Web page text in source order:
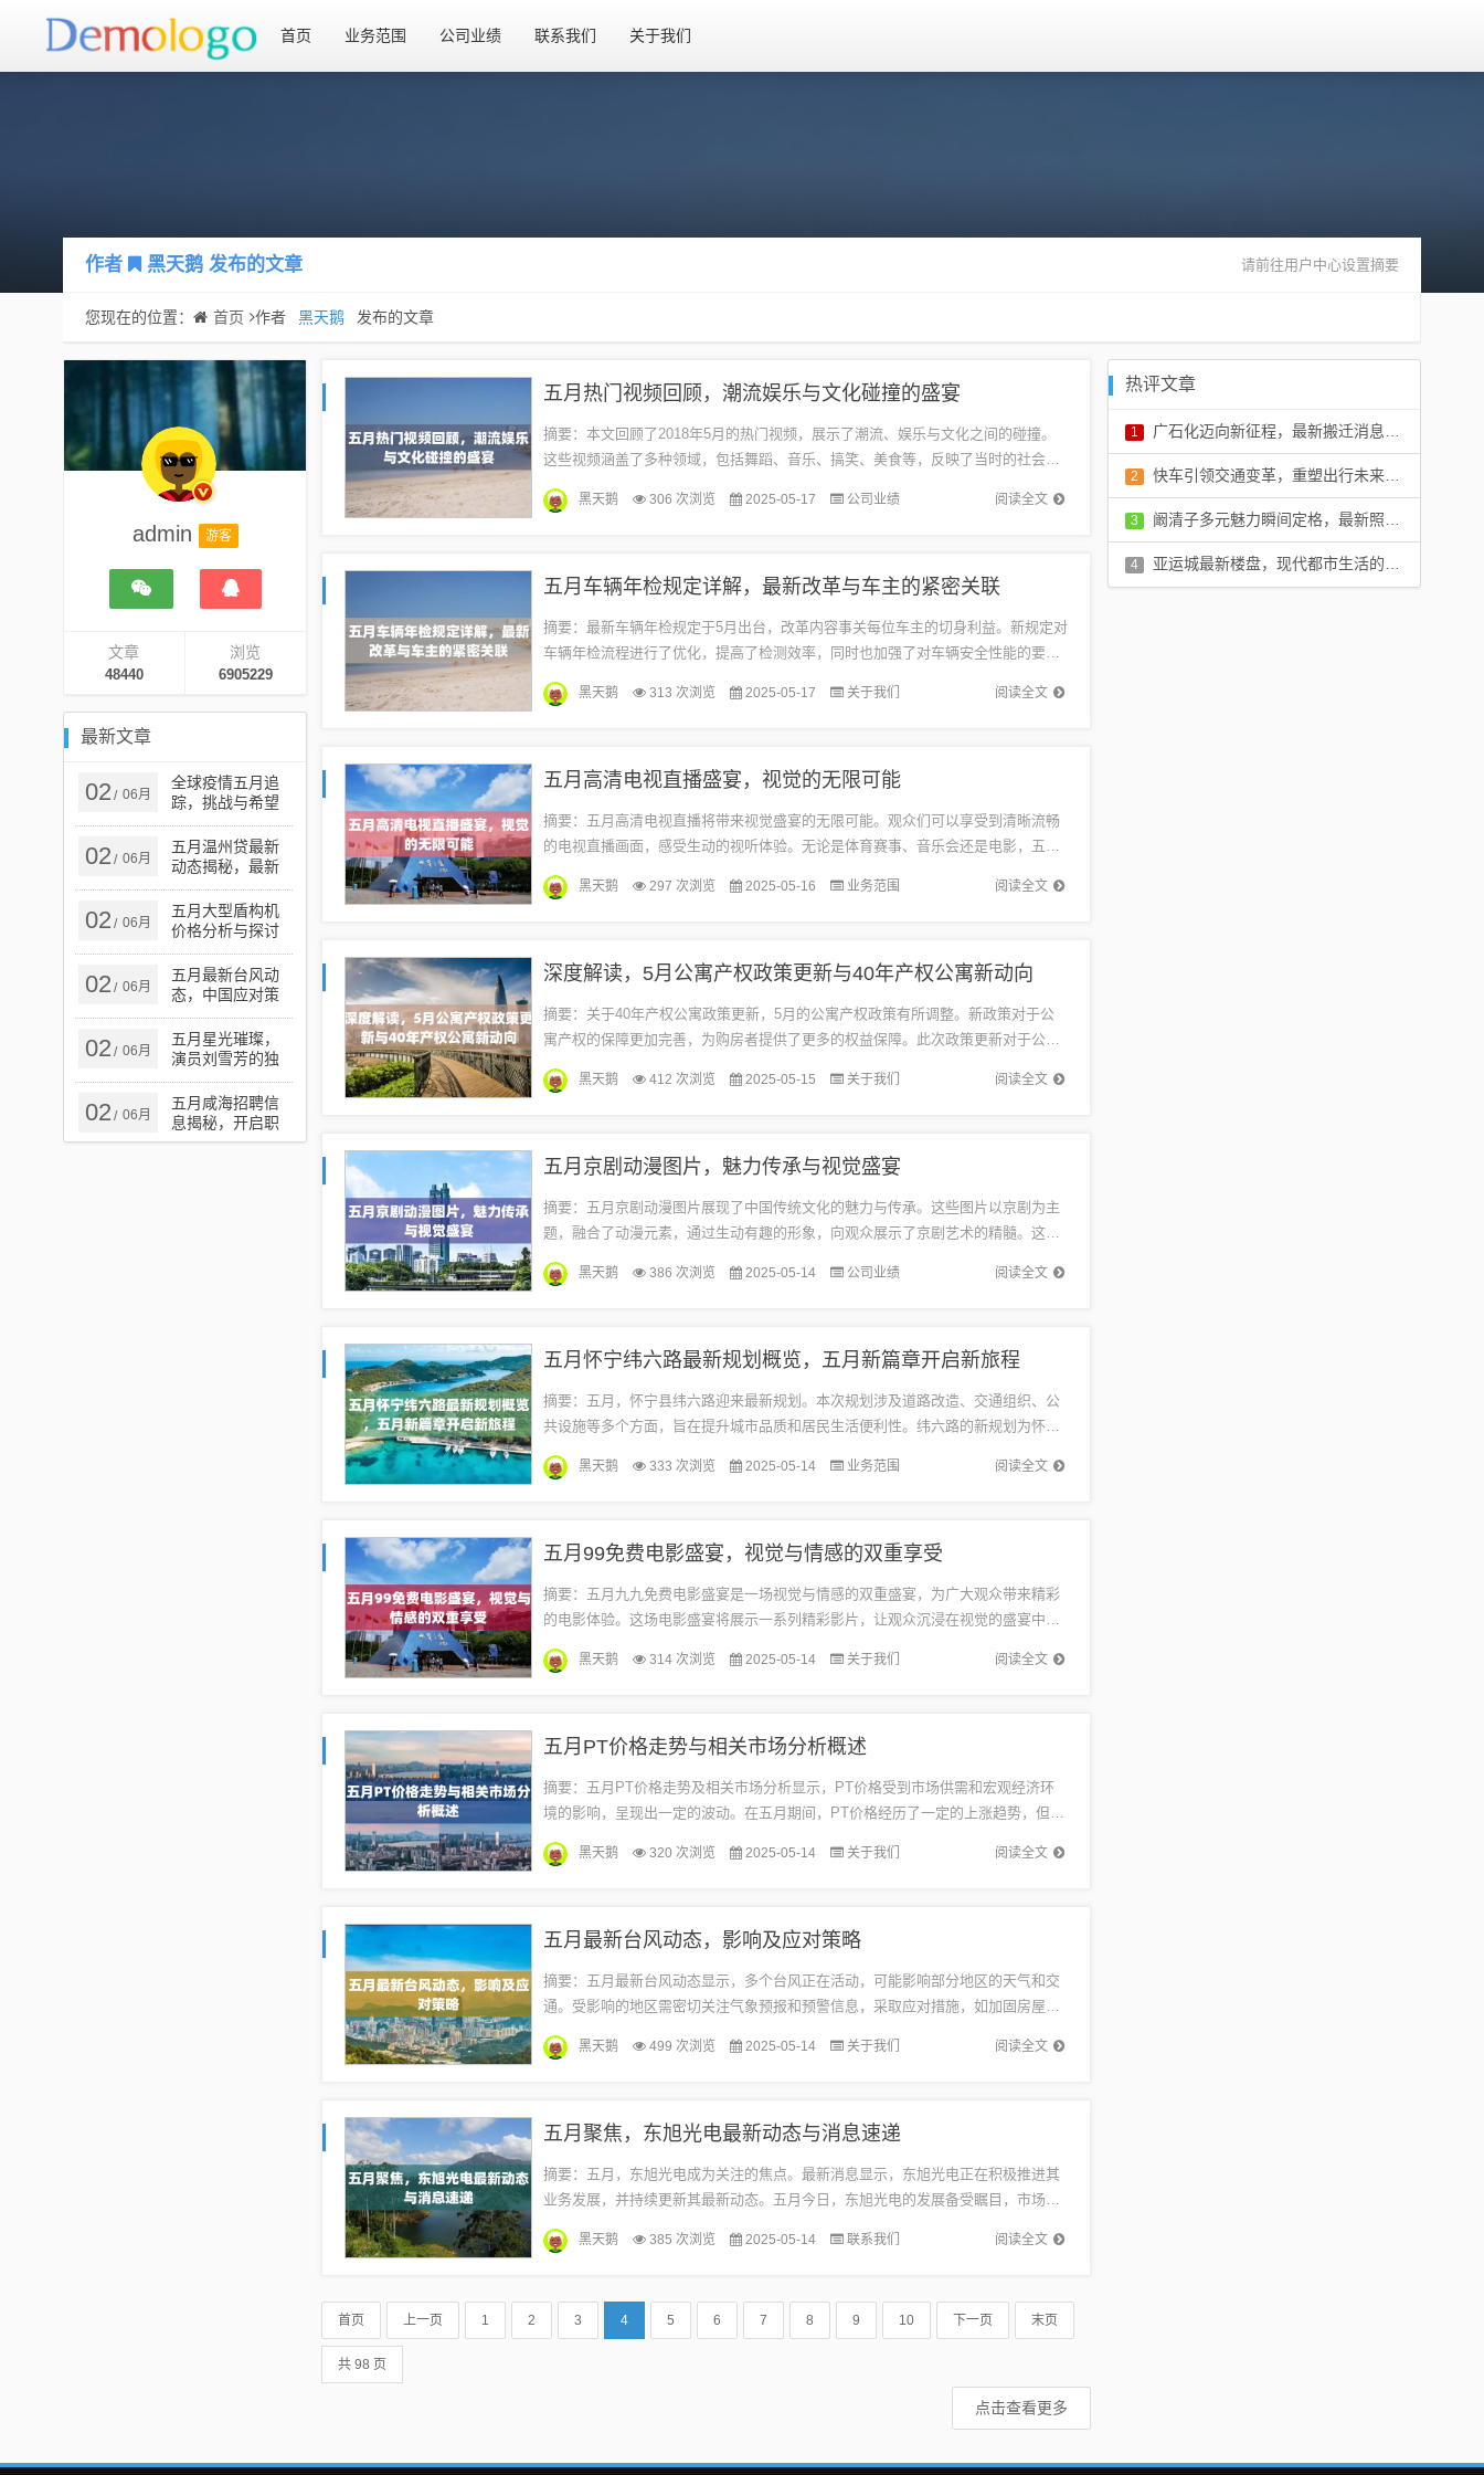
首页 业务范围 公司业绩 联系我们 关于我们
作者 黑天鹅 发布的文章 请前往用户中心设置摘要
您现在的位置： 首页 作者 黑天鹅 发布的文章
admin 游客
文章
48440
浏览
6905229
最新文章
02 / 06月
全球疫情五月追
踪，挑战与希望
并存之际的实时
动态分析
02 / 06月
五月温州贷最新
动态揭秘，最新
消息一览无余
02 / 06月
五月大型盾构机
价格分析与探讨
02 / 06月
五月最新台风动
态，中国应对策
略与行动更新报
告
02 / 06月
五月星光璀璨，
演员刘雪芳的独
特魅力风采
02 / 06月
五月咸海招聘信
息揭秘，开启职
业新征程
五月热门视频回顾，潮流娱乐与文化碰撞的盛宴
摘要：本文回顾了2018年5月的热门视频，展示了潮流、娱乐与文化之间的碰撞。
这些视频涵盖了多种领域，包括舞蹈、音乐、搞笑、美食等，反映了当时的社会热
点和年轻人的生活方式。通过回顾这些视频，我们可以感受到时代的变迁和文...
阅读全文
黑天鹅 306 次浏览 2025-05-17 公司业绩
五月车辆年检规定详解，最新改革与车主的紧密关联
摘要：最新车辆年检规定于5月出台，改革内容事关每位车主的切身利益。新规定对
车辆年检流程进行了优化，提高了检测效率，同时也加强了对车辆安全性能的要
求。车主需及时了解并遵守新规定，以确保车辆合法上路。详细内容待进一步解
析...
阅读全文
黑天鹅 313 次浏览 2025-05-17 关于我们
五月高清电视直播盛宴，视觉的无限可能
摘要：五月高清电视直播将带来视觉盛宴的无限可能。观众们可以享受到清晰流畅
的电视直播画面，感受生动的视听体验。无论是体育赛事、音乐会还是电影，五月
高清电视直播都将呈现精彩绝伦的视听盛宴，让观众们沉浸其中，尽享视觉的饕
餮...
阅读全文
黑天鹅 297 次浏览 2025-05-16 业务范围
深度解读，5月公寓产权政策更新与40年产权公寓新动向
摘要：关于40年产权公寓政策更新，5月的公寓产权政策有所调整。新政策对于公
寓产权的保障更加完善，为购房者提供了更多的权益保障。此次政策更新对于公寓
市场将产生深远影响，有助于促进公寓市场的健康发展。具体解读显示，新政策...
阅读全文
黑天鹅 412 次浏览 2025-05-15 关于我们
五月京剧动漫图片，魅力传承与视觉盛宴
摘要：五月京剧动漫图片展现了中国传统文化的魅力与传承。这些图片以京剧为主
题，融合了动漫元素，通过生动有趣的形象，向观众展示了京剧艺术的精髓。这些
动漫图片不仅具有艺术价值，还能够帮助更多人了解和喜爱京剧这一传统艺术形
式...
阅读全文
黑天鹅 386 次浏览 2025-05-14 公司业绩
五月怀宁纬六路最新规划概览，五月新篇章开启新旅程
摘要：五月，怀宁县纬六路迎来最新规划。本次规划涉及道路改造、交通组织、公
共设施等多个方面，旨在提升城市品质和居民生活便利性。纬六路的新规划为怀宁
县的五月揭开了新篇章，标志着该区域发展的全新开始。规划背景为了响应国家
新...
阅读全文
黑天鹅 333 次浏览 2025-05-14 业务范围
五月99免费电影盛宴，视觉与情感的双重享受
摘要：五月九九免费电影盛宴是一场视觉与情感的双重盛宴，为广大观众带来精彩
的电影体验。这场电影盛宴将展示一系列精彩影片，让观众沉浸在视觉的盛宴中，
同时感受到深刻的情感共鸣。这是一场不容错过的电影盛事，免费观看，让人们
在...
阅读全文
黑天鹅 314 次浏览 2025-05-14 关于我们
五月PT价格走势与相关市场分析概述
摘要：五月PT价格走势及相关市场分析显示，PT价格受到市场供需和宏观经济环
境的影响，呈现出一定的波动。在五月期间，PT价格经历了一定的上涨趋势，但市
场分析师预测未来价格将趋于平稳。对于相关企业和投资者而言，需要密切关...
阅读全文
黑天鹅 320 次浏览 2025-05-14 关于我们
五月最新台风动态，影响及应对策略
摘要：五月最新台风动态显示，多个台风正在活动，可能影响部分地区的天气和交
通。受影响的地区需密切关注气象预报和预警信息，采取应对措施，如加固房屋、
提前转移易受灾人员等。公众也要做好防范准备，注意自身安全。应对策略包括
加...
阅读全文
黑天鹅 499 次浏览 2025-05-14 关于我们
五月聚焦，东旭光电最新动态与消息速递
摘要：五月，东旭光电成为关注的焦点。最新消息显示，东旭光电正在积极推进其
业务发展，并持续更新其最新动态。五月今日，东旭光电的发展备受瞩目，市场对
其未来发展充满期待。东旭光电五月最新消息概览五月伊始，东旭光电在多个领
域...
阅读全文
黑天鹅 385 次浏览 2025-05-14 联系我们
首页 上一页 1 2 3 4 5 6 7 8 9 10 下一页 末页
共 98 页
点击查看更多
热评文章
1 广石化迈向新征程，最新搬迁消息开启新篇章
评论：0 条
2 快车引领交通变革，重塑出行未来，最新消息揭秘
评论：0 条
3 阚清子多元魅力瞬间定格，最新照片展现不同风采
评论：0 条
4 亚运城最新楼盘，现代都市生活的理想居住之地